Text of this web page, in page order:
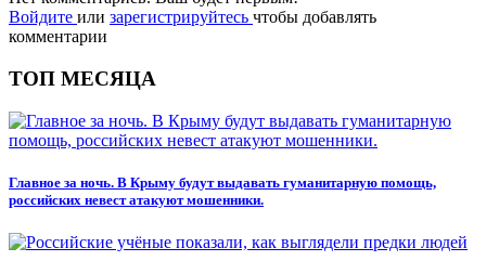
Войдите или зарегистрируйтесь чтобы добавлять
комментарии
ТОП МЕСЯЦА
Главное за ночь. В Крыму будут выдавать гуманитарную помощь,
российских невест атакуют мошенники.